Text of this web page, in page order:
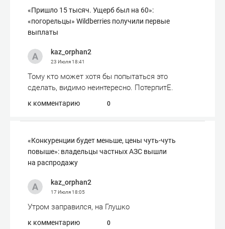
«Пришло 15 тысяч. Ущерб был на 60»:
«погорельцы» Wildberries получили первые
выплаты
kaz_orphan2
23 Июля18:41
Тому кто может хотя бы попытаться это
сделать, видимо неинтересно. ПотерпитЕ.
к комментарию 0
«Конкуренции будет меньше, цены чуть-чуть
повыше»: владельцы частных АЗС вышли
на распродажу
kaz_orphan2
17 Июля18:05
Утром заправился, на Глушко
к комментарию 0